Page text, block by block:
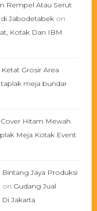
Rempel Atau Serut
di Jabodetabek on
Kotak Dan IBM
Grosir Area
taplak meja bundar
Cover Hitam Mewah
Meja Kotak Event
Jaya Produksi
on Gudang Jual
Jakarta